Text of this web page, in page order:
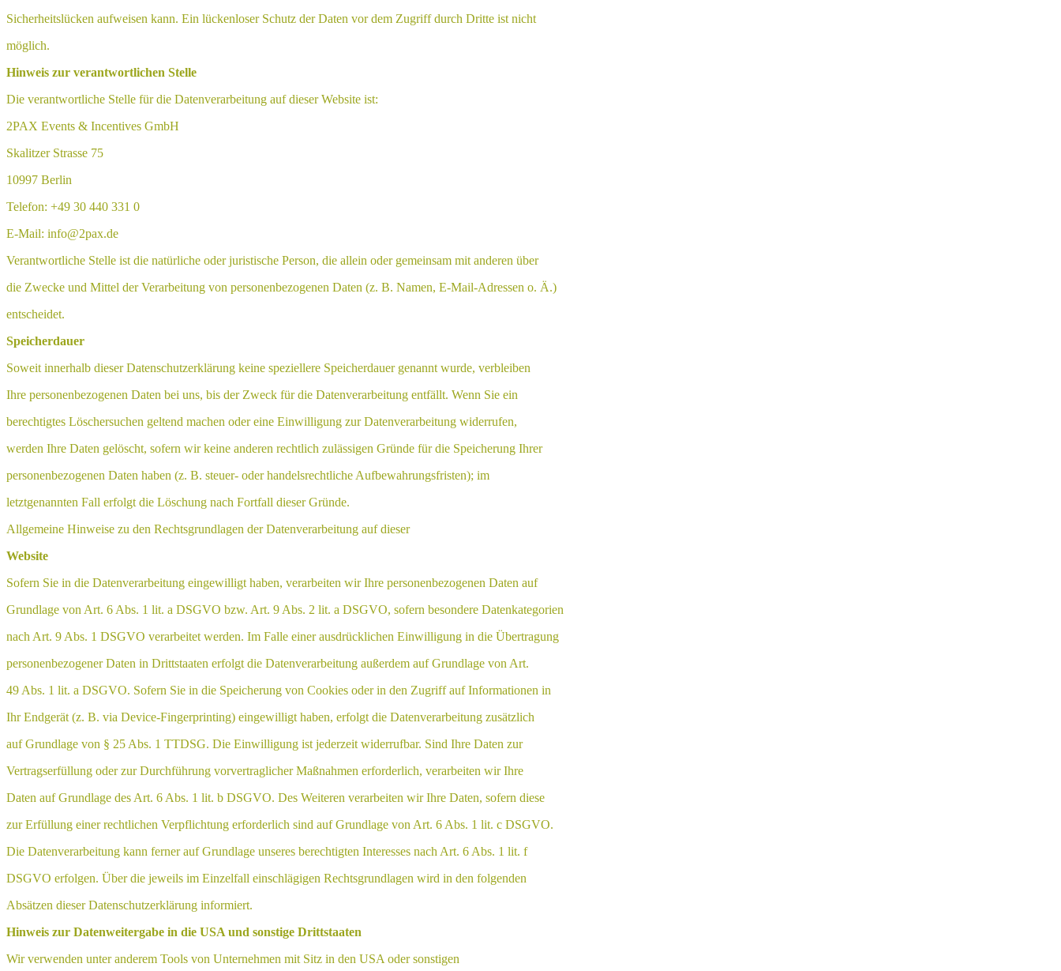
Sicherheitslücken aufweisen kann. Ein lückenloser Schutz der Daten vor dem Zugriff durch Dritte ist nicht
möglich.
Hinweis zur verantwortlichen Stelle
Die verantwortliche Stelle für die Datenverarbeitung auf dieser Website ist:
2PAX Events & Incentives GmbH
Skalitzer Strasse 75
10997 Berlin
Telefon: +49 30 440 331 0
E-Mail: info@2pax.de
Verantwortliche Stelle ist die natürliche oder juristische Person, die allein oder gemeinsam mit anderen über
die Zwecke und Mittel der Verarbeitung von personenbezogenen Daten (z. B. Namen, E-Mail-Adressen o. Ä.)
entscheidet.
Speicherdauer
Soweit innerhalb dieser Datenschutzerklärung keine speziellere Speicherdauer genannt wurde, verbleiben
Ihre personenbezogenen Daten bei uns, bis der Zweck für die Datenverarbeitung entfällt. Wenn Sie ein
berechtigtes Löschersuchen geltend machen oder eine Einwilligung zur Datenverarbeitung widerrufen,
werden Ihre Daten gelöscht, sofern wir keine anderen rechtlich zulässigen Gründe für die Speicherung Ihrer
personenbezogenen Daten haben (z. B. steuer- oder handelsrechtliche Aufbewahrungsfristen); im
letztgenannten Fall erfolgt die Löschung nach Fortfall dieser Gründe.
Allgemeine Hinweise zu den Rechtsgrundlagen der Datenverarbeitung auf dieser
Website
Sofern Sie in die Datenverarbeitung eingewilligt haben, verarbeiten wir Ihre personenbezogenen Daten auf
Grundlage von Art. 6 Abs. 1 lit. a DSGVO bzw. Art. 9 Abs. 2 lit. a DSGVO, sofern besondere Datenkategorien
nach Art. 9 Abs. 1 DSGVO verarbeitet werden. Im Falle einer ausdrücklichen Einwilligung in die Übertragung
personenbezogener Daten in Drittstaaten erfolgt die Datenverarbeitung außerdem auf Grundlage von Art.
49 Abs. 1 lit. a DSGVO. Sofern Sie in die Speicherung von Cookies oder in den Zugriff auf Informationen in
Ihr Endgerät (z. B. via Device-Fingerprinting) eingewilligt haben, erfolgt die Datenverarbeitung zusätzlich
auf Grundlage von § 25 Abs. 1 TTDSG. Die Einwilligung ist jederzeit widerrufbar. Sind Ihre Daten zur
Vertragserfüllung oder zur Durchführung vorvertraglicher Maßnahmen erforderlich, verarbeiten wir Ihre
Daten auf Grundlage des Art. 6 Abs. 1 lit. b DSGVO. Des Weiteren verarbeiten wir Ihre Daten, sofern diese
zur Erfüllung einer rechtlichen Verpflichtung erforderlich sind auf Grundlage von Art. 6 Abs. 1 lit. c DSGVO.
Die Datenverarbeitung kann ferner auf Grundlage unseres berechtigten Interesses nach Art. 6 Abs. 1 lit. f
DSGVO erfolgen. Über die jeweils im Einzelfall einschlägigen Rechtsgrundlagen wird in den folgenden
Absätzen dieser Datenschutzerklärung informiert.
Hinweis zur Datenweitergabe in die USA und sonstige Drittstaaten
Wir verwenden unter anderem Tools von Unternehmen mit Sitz in den USA oder sonstigen